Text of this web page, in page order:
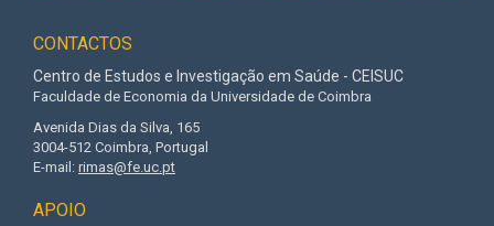
CONTACTOS
Centro de Estudos e Investigação em Saúde - CEISUC
Faculdade de Economia da Universidade de Coimbra
Avenida Dias da Silva, 165
3004-512 Coimbra, Portugal
E-mail: rimas@fe.uc.pt
APOIO